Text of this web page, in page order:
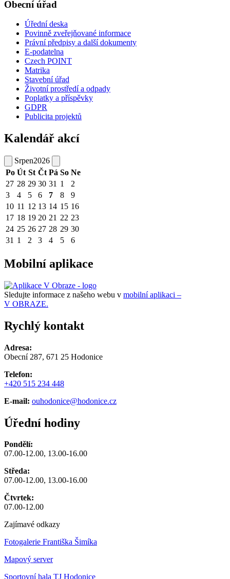
Obecní úřad
Úřední deska
Povinně zveřejňované informace
Právní předpisy a další dokumenty
E-podatelna
Czech POINT
Matrika
Stavební úřad
Životní prostředí a odpady
Poplatky a příspěvky
GDPR
Publicita projektů
Kalendář akcí
Srpen2026
Po Út St Čt Pá So Ne
27 28 29 30 31 1
2
3
4 5 6 7 8
9
10 11 12 13 14 15 16
17 18 19 20 21 22 23
24 25 26 27 28 29 30
31 1 2 3 4 5 6
Mobilní aplikace
Sledujte informace z našeho webu v mobilní aplikaci –
V OBRAZE.
Rychlý kontakt
Adresa:
Obecní 287, 671 25 Hodonice
Telefon:
+420 515 234 448
E-mail: ouhodonice@hodonice.cz
Úřední hodiny
Pondělí:
07.00-12.00, 13.00-16.00
Středa:
07.00-12.00, 13.00-16.00
Čtvrtek:
07.00-12.00
Zajímavé odkazy
Fotogalerie Františka Šimíka
Mapový server
Sportovní hala TJ Hodonice